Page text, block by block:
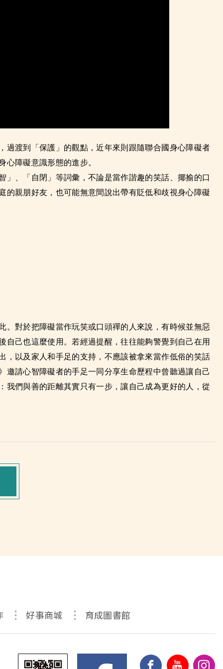
過渡到「保護」的觀點，近年來則跟隨聯合國身心障礙者
心障礙意識形態的進步。
、「自閉」等詞彙，不論是當作諧趣的笑話、揶揄的口
的親朋好友，也可能無意間說出帶有貶低和歧視身心障礙
。對於把障礙當作玩笑或口頭禪的人來說，有時候並無惡
己也這麼使用。若經過提醒，往往能夠警覺到自己在用
，以及家人和手足的支持，不應該被拿來當作低俗的笑話
請心智障礙者的手足一同分享生命歷程中曾聽過讓自己
我們與善的距離其實只有一步，讓自己成為更好的人，從
好事商城 育成圖書館